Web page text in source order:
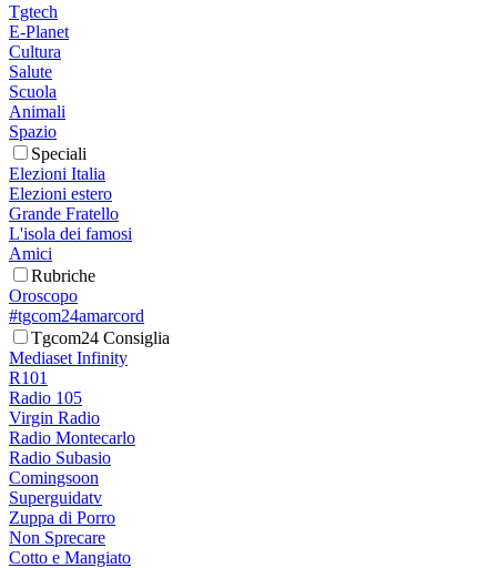
Tgtech
E-Planet
Cultura
Salute
Scuola
Animali
Spazio
Speciali
Elezioni Italia
Elezioni estero
Grande Fratello
L'isola dei famosi
Amici
Rubriche
Oroscopo
#tgcom24amarcord
Tgcom24 Consiglia
Mediaset Infinity
R101
Radio 105
Virgin Radio
Radio Montecarlo
Radio Subasio
Comingsoon
Superguidatv
Zuppa di Porro
Non Sprecare
Cotto e Mangiato